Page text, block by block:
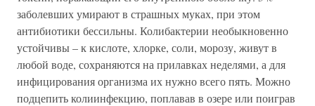
заболевших умирают в страшных муках, при этом
антибиотики бессильны. Колибактерии необыкновенно
устойчивы – к кислоте, хлорке, соли, морозу, живут в
любой воде, сохраняются на прилавках неделями, а для
инфицирования организма их нужно всего пять. Можно
подцепить колиинфекцию, поплавав в озере или поиграв